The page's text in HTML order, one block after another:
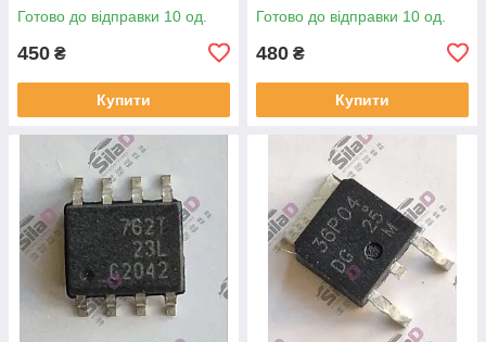
Готово до відправки 10 од.
450 ₴
Купити
Готово до відправки 10 од.
480 ₴
Купити